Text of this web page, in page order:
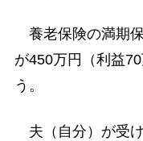
養老保険の満期
が450万円（利益
う。
夫（自分）が受